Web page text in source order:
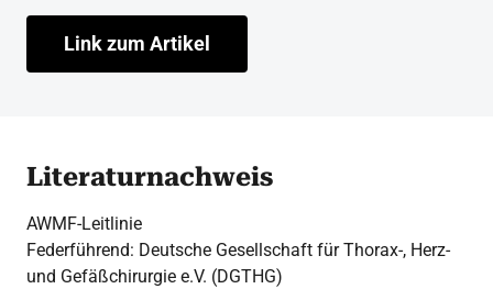
Link zum Artikel
Literaturnachweis
AWMF-Leitlinie
Federführend: Deutsche Gesellschaft für Thorax-, Herz-
und Gefäßchirurgie e.V. (DGTHG)